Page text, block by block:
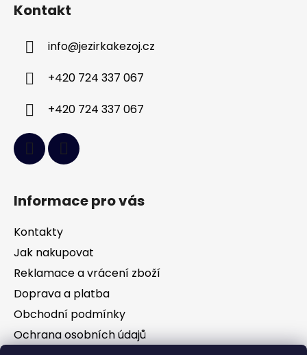
Kontakt
info@jezirkakezoj.cz
+420 724 337 067
+420 724 337 067
Informace pro vás
Kontakty
Jak nakupovat
Reklamace a vrácení zboží
Doprava a platba
Obchodní podmínky
Ochrana osobních údajů